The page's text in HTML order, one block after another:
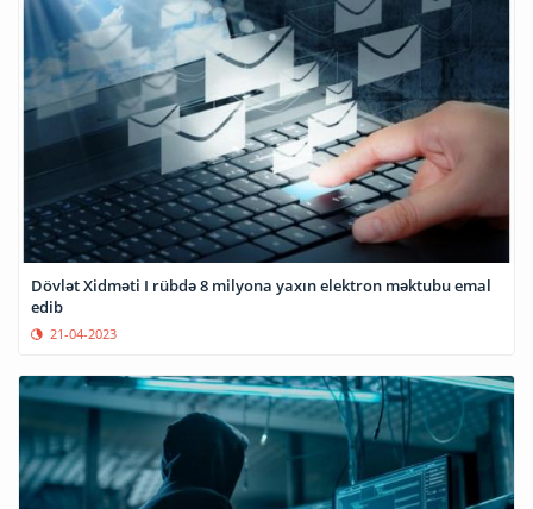
Dövlət Xidməti I rübdə 8 milyona yaxın elektron məktubu emal
edib
21-04-2023